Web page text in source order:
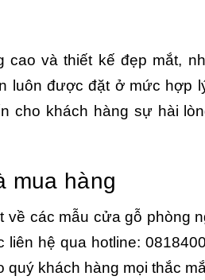
cao và thiết kế đẹp mắt,
luôn được đặt ở mức hợp
cho khách hàng sự hài
mua hàng
về các mẫu cửa gỗ phòng
liên hệ qua hotline:
quý khách hàng mọi thắc